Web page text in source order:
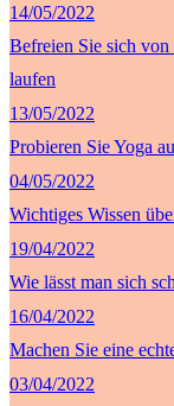
14/05/2022
Befreien Sie sich von
laufen
13/05/2022
Probieren Sie Yoga
04/05/2022
Wichtiges Wissen
19/04/2022
Wie lässt man sich
16/04/2022
Machen Sie eine
03/04/2022